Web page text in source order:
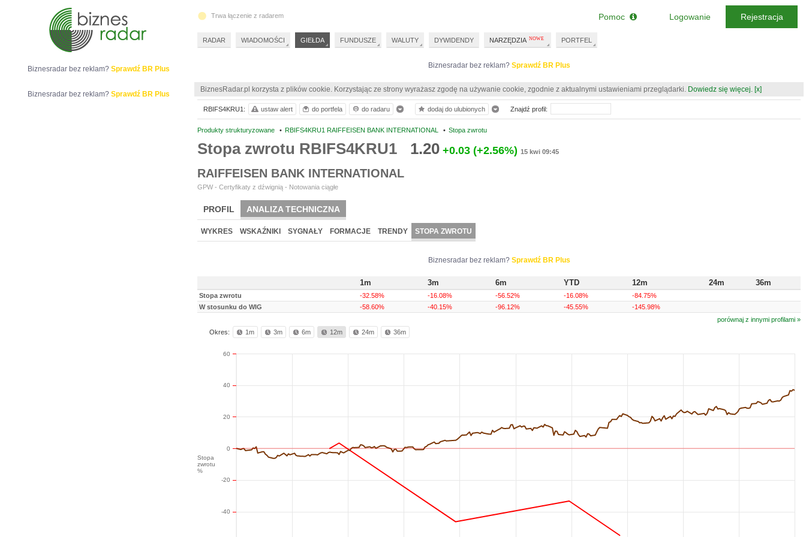
Biznesradar bez reklam? Sprawdź BR Plus
BiznesRadar.pl korzysta z plików cookie. Korzystając ze strony wyrażasz zgodę na używanie cookie, zgodnie z aktualnymi ustawieniami przeglądarki. Dowiedz się więcej. [x]
Produkty strukturyzowane • RBIFS4KRU1 RAIFFEISEN BANK INTERNATIONAL • Stopa zwrotu
Stopa zwrotu RBIFS4KRU1 1.20 +0.03 (+2.56%) 15 kwi 09:45
RAIFFEISEN BANK INTERNATIONAL
GPW - Certyfikaty z dźwignią - Notowania ciągłe
PROFIL ANALIZA TECHNICZNA
WYKRES WSKAŹNIKI SYGNAŁY FORMACJE TRENDY STOPA ZWROTU
Biznesradar bez reklam? Sprawdź BR Plus
1m 3m 6m YTD 12m 24m 36m
Stopa zwrotu -32.58% -16.08% -56.52% -16.08%
-84.75%
W stosunku do WIG
-58.60% -40.15% -96.12% -45.55%
-145.98%
porównaj z innymi profilami »
Okres:
1m 3m 6m 12m 24m 36m
Stopa
zwrotu
%
-40
-20
0
20
40
60
RBIFS4KRU1: ustaw alert do portfela do radaru dodaj do ulubionych Znajdź profil:
Biznesradar bez reklam? Sprawdź BR Plus
Biznesradar bez reklam? Sprawdź BR Plus
Trwa łączenie z radarem
RADAR WIADOMOŚCI GIEŁDA FUNDUSZE WALUTY DYWIDENDY NARZĘDZIA PORTFEL
Pomoc Logowanie Rejestracja